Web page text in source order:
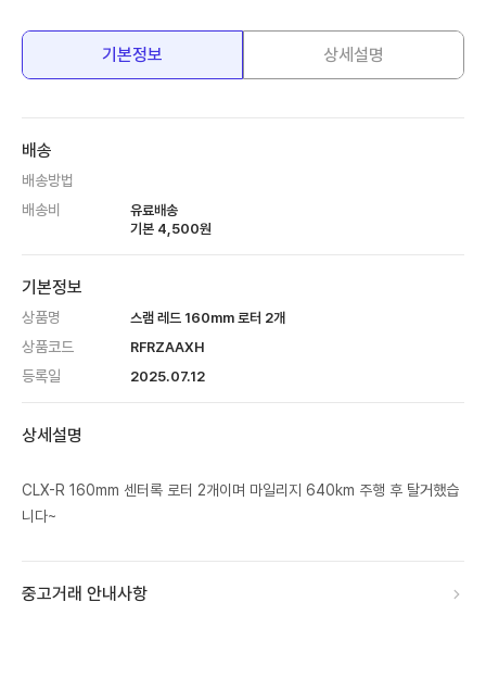
기본정보 상세설명
배송
배송방법
배송비
유료배송
기본 4,500원
기본정보
상품명 스램 레드 160mm 로터 2개
상품코드 RFRZAAXH
등록일 2025.07.12
상세설명
CLX-R 160mm 센터록 로터 2개이며 마일리지 640km 주행 후 탈거했습
니다~
중고거래 안내사항